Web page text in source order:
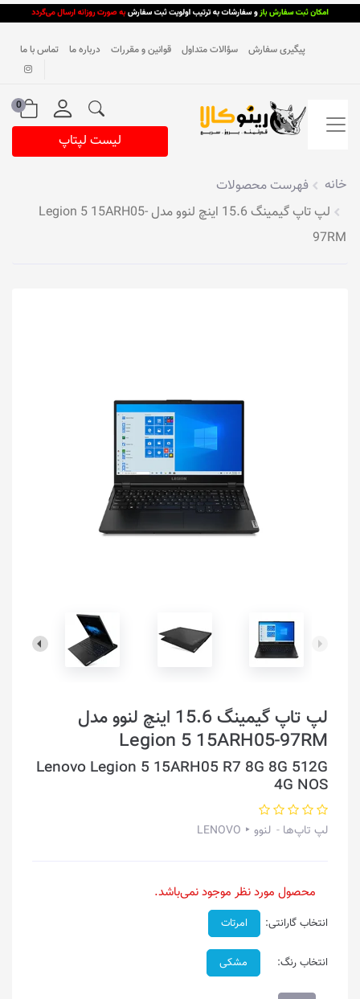
پیگیری سفارش سؤالات متداول قوانین و مقررات درباره ما تماس با ما
0
لیست لپتاپ
خانه
فهرست محصولات
لپ تاپ گیمینگ 15.6 اینچ لنوو مدل Legion 5 15ARH05-
97RM
لپ تاپ گیمینگ 15.6 اینچ لنوو مدل
Legion 5 15ARH05-97RM
Lenovo Legion 5 15ARH05 R7 8G 8G 512G
4G NOS
لپ تاپ‌ها لنوو ‣ LENOVO
محصول مورد نظر موجود نمی‌باشد.
انتخاب گارانتی: امرتات
انتخاب رنگ: مشکی